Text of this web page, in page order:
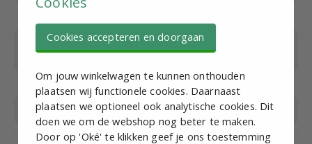
Bedrijfstemperatuur
0-60
Materiaal
RVS 316
Medium
Perslucht, vloeistof
Cookies accepteren en doorgaan
Om jouw winkelwagen te kunnen onthouden
plaatsen wij functionele cookies. Daarnaast
plaatsen we optioneel ook analytische cookies. Dit
doen we om de webshop nog beter te maken.
Door op 'Oké' te klikken geef je ons toestemming